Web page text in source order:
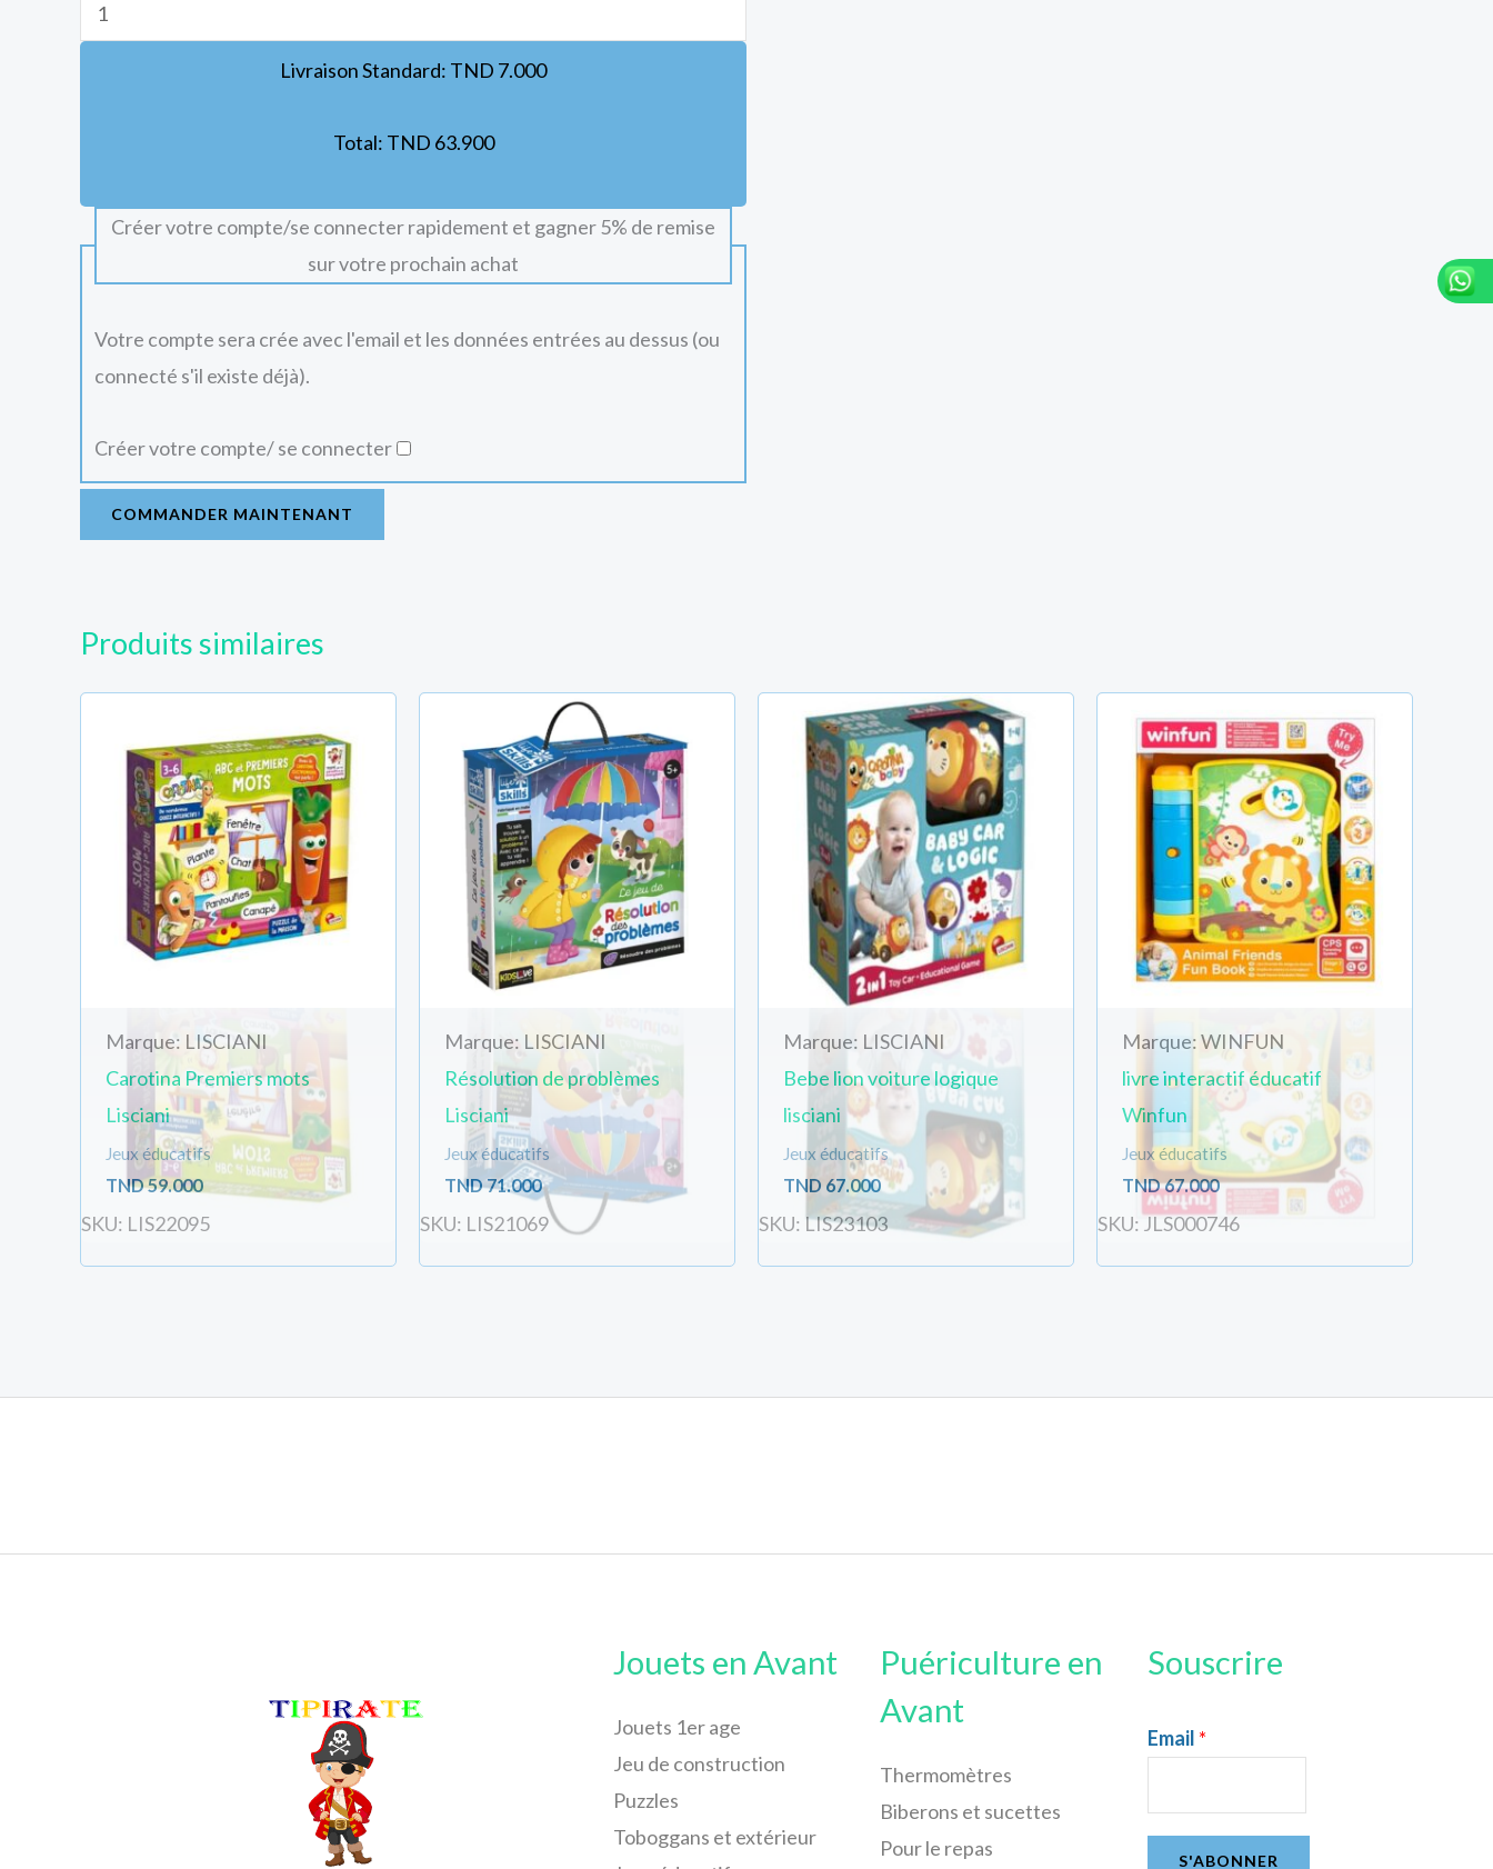
Livraison Standard: TND 7.000
Total: TND 63.900
Créer votre compte/se connecter rapidement et gagner 5% de remise
sur votre prochain achat
Votre compte sera crée avec l'email et les données entrées au dessus (ou
connecté s'il existe déjà).
Créer votre compte/ se connecter
COMMANDER MAINTENANT
Produits similaires
Marque: LISCIANI
Carotina Premiers mots
Lisciani
Jeux éducatifs
TND59.000
SKU: LIS22095
Marque: LISCIANI
Résolution de problèmes
Lisciani
Jeux éducatifs
TND71.000
SKU: LIS21069
Marque: LISCIANI
Bebe lion voiture logique
lisciani
Jeux éducatifs
TND 67.000
SKU: LIS23103
Marque: WINFUN
livre interactif éducatif
Winfun
Jeux éducatifs
TND67.000
SKU: JLS000746
Jouets en Avant
Jouets 1er age
Jeu de construction
Puzzles
Toboggans et extérieur
Puériculture en
Avant
Thermomètres
Biberons et sucettes
Pour le repas
Souscrire
Email *
S'ABONNER